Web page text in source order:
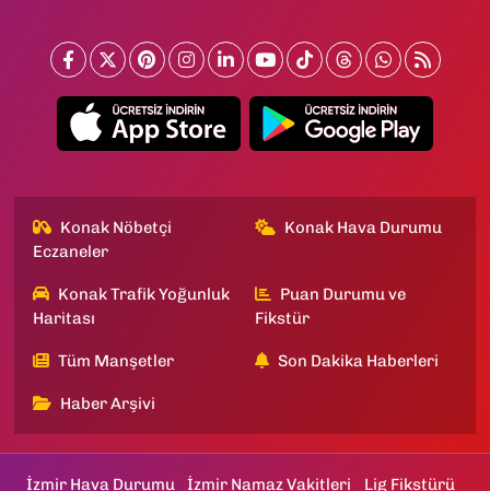
Konak Nöbetçi
Eczaneler
Konak Hava Durumu
Konak Trafik Yoğunluk
Haritası
Puan Durumu ve
Fikstür
Tüm Manşetler Son Dakika Haberleri
Haber Arşivi
İzmir Hava Durumu İzmir Namaz Vakitleri Lig Fikstürü